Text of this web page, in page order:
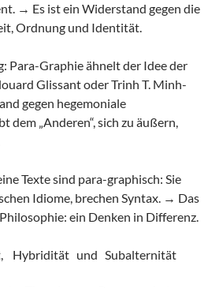
→ Es ist ein Widerstand gegen die
Ordnung und Identität.
Para-Graphie ähnelt der Idee der
Glissant oder Trinh T. Minh-
gegen hegemoniale
dem „Anderen“, sich zu äußern,
Texte sind para-graphisch: Sie
Idiome, brechen Syntax. → Das
ein Denken in Differenz.
Hybridität und Subalternität